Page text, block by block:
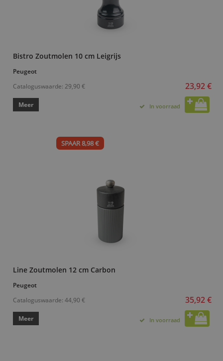
Bistro Zoutmolen 10 cm Leigrijs
Peugeot
Cataloguswaarde: 29,90 € 23,92 €
Meer In voorraad
SPAAR 8,98 €
Line Zoutmolen 12 cm Carbon
Peugeot
Cataloguswaarde: 44,90 € 35,92 €
Meer In voorraad